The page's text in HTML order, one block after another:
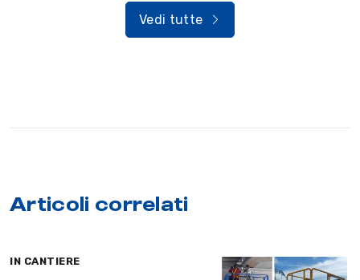
Vedi tutte
Articoli correlati
IN CANTIERE